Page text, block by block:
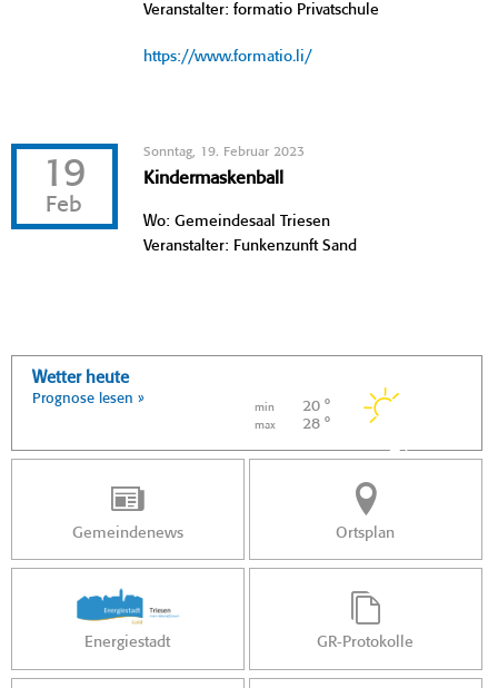
Veranstalter: formatio Privatschule
https://www.formatio.li/
19
Feb
Sonntag, 19. Februar 2023
Kindermaskenball
Wo: Gemeindesaal Triesen
Veranstalter: Funkenzunft Sand
Wetter heute
Prognose lesen »
min 20 °
max 28 °
Gemeindenews Ortsplan
Energiestadt GR-Protokolle